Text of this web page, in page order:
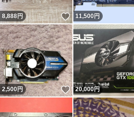
8,888円 いいね！
11,500円
2,500円 いいね！
20,000円